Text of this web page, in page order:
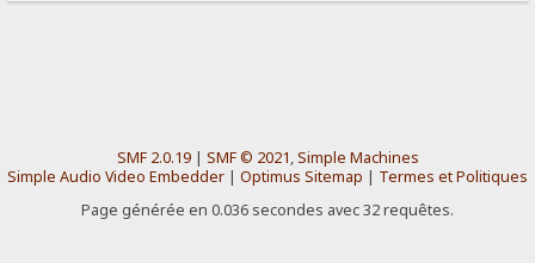
SMF 2.0.19| SMF © 2021,Simple Machines
Simple Audio Video Embedder | Optimus Sitemap | Termes et Politiques
Page générée en 0.036 secondes avec 32 requêtes.